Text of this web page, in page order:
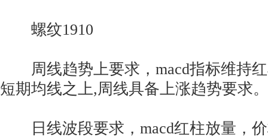
螺纹1910
周线趋势上要求，macd指标维持红
短期均线之上,周线具备上涨趋势要求。
日线波段要求，macd红柱放量，价